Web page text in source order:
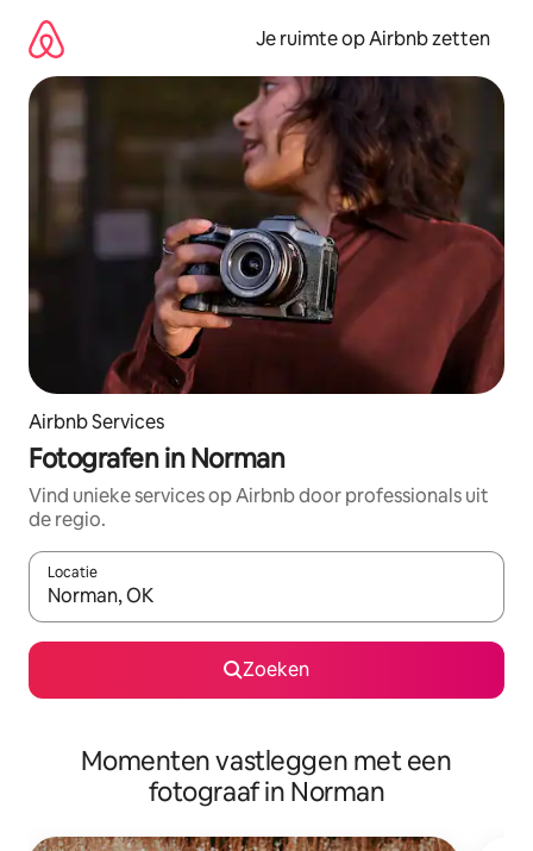
direct
naar
inhoud
Je ruimte op Airbnb zetten
Airbnb Services
Fotografen in Norman
Vind unieke services op Airbnb door professionals uit
de regio.
Locatie
Wanneer er suggesties beschikbaar zijn, maak je een keuze
Zoeken
Momenten vastleggen met een
fotograaf in Norman